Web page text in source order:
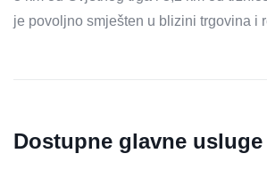
je povoljno smješten u blizini trgovina i
Dostupne glavne usluge